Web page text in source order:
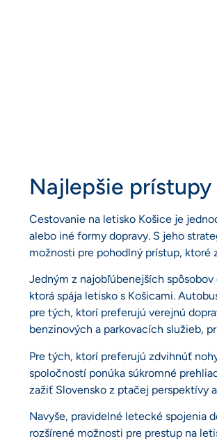
Najlepšie
Cestovanie na letisko Košice je
alebo iné formy dopravy. S jeho
možnosti pre pohodlný prístup, ktoré
Jedným z najobľúbenejších
ktorá spája letisko s Košicami.
pre tých, ktorí preferujú verejnú
benzinových a parkovacích služieb,
Pre tých, ktorí preferujú zdvihnúť
spoločností ponúka súkromné
zažiť Slovensko z ptačej perspektívy
Navyše, pravidelné letecké spojenia
rozšírené možnosti pre prestup na